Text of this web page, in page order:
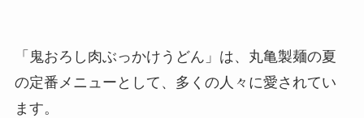
「鬼おろし肉ぶっかけうどん」は、丸亀製麺の夏
の定番メニューとして、多くの人々に愛されてい
ます。